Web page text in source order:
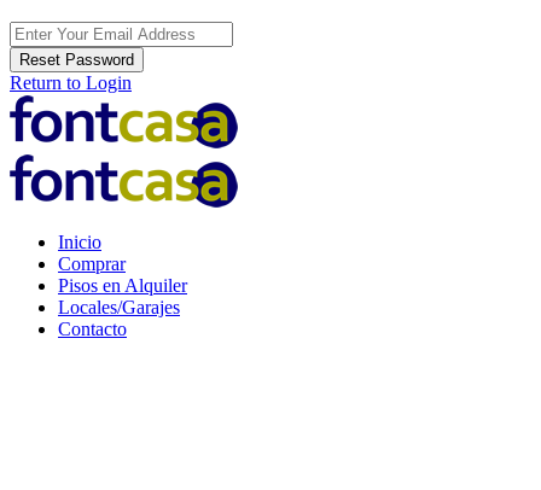
Reset Password
Return to Login
Inicio
Comprar
Pisos en Alquiler
Locales/Garajes
Contacto